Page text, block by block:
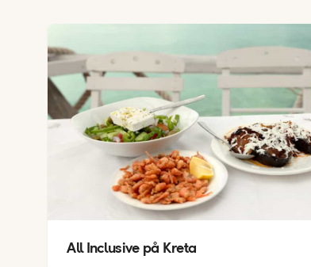
All Inclusive på Kreta